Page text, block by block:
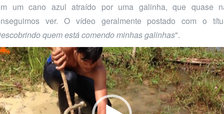
um cano azul atraído por uma galinha, que quase
ver. O vídeo geralmente postado com o
quem está comendo minhas galinhas".
Video
Player